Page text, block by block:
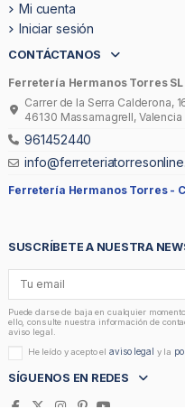
Mi cuenta
Iniciar sesión
CONTÁCTANOS
Ferretería Hermanos Torres SL
Carrer de la Serra Calderona,
46130 Massamagrell, Valencia
961452440
Ferretería Hermanos Torres -
SUSCRÍBETE A NUESTRA
Puede darse de baja en cualquier
ello, consulte nuestra información de
aviso legal.
He leído y acepto elaviso legal y la
SÍGUENOS EN REDES